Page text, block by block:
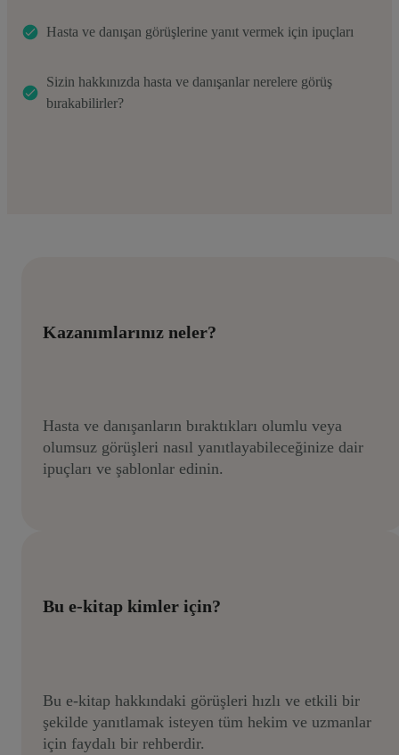
Hasta ve danışan görüşlerine yanıt vermek için ipuçları
Sizin hakkınızda hasta ve danışanlar nerelere görüş
bırakabilirler?
Kazanımlarınız neler?
Hasta ve danışanların bıraktıkları olumlu veya
olumsuz görüşleri nasıl yanıtlayabileceğinize dair
ipuçları ve şablonlar edinin.
Bu e-kitap kimler için?
Bu e-kitap hakkındaki görüşleri hızlı ve etkili bir
şekilde yanıtlamak isteyen tüm hekim ve uzmanlar
için faydalı bir rehberdir.